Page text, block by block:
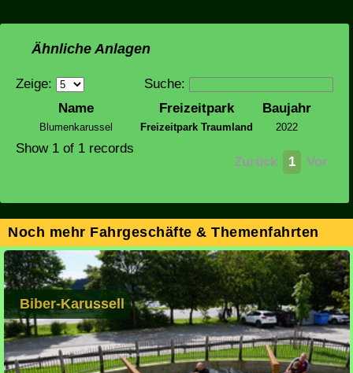
Ähnliche Anlagen
Suche:
Zeige:
Name
Freizeitpark Baujahr
Blumenkarussel Freizeitpark Traumland 2022
Zurück 1 Vor
Show 1 of 1 records
Noch mehr Fahrgeschäfte & Themenfahrten
Biber-Karussell